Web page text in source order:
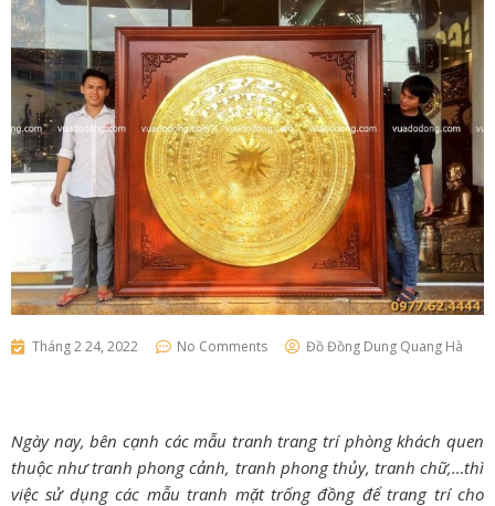
Tháng 2 24, 2022 No Comments Đồ Đồng Dung Quang Hà
Ngày nay, bên cạnh các mẫu tranh trang trí phòng khách quen
thuộc như tranh phong cảnh, tranh phong thủy, tranh chữ,…thì
việc sử dụng các mẫu tranh mặt trống đồng để trang trí cho